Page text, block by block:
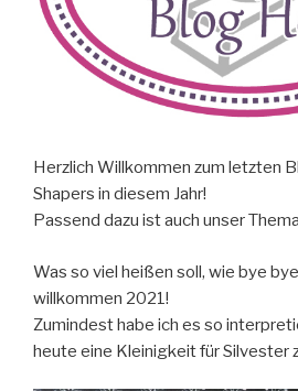
Herzlich Willkommen zum letzten
Shapers in diesem Jahr!
Passend dazu ist auch unser
Was so viel heißen soll, wie bye
willkommen 2021!
Zumindest habe ich es so
heute eine Kleinigkeit für Silvester